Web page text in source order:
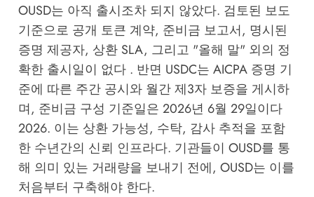
OUSD는 아직 출시조차 되지 않았다. 검토된 보도
기준으로 공개 토큰 계약, 준비금 보고서, 명시된
증명 제공자, 상환 SLA, 그리고 "올해 말" 외의 정
확한 출시일이 없다 . 반면 USDC는 AICPA 증명 기
준에 따른 주간 공시와 월간 제3자 보증을 게시하
며, 준비금 구성 기준일은 2026년 6월 29일이다
2026. 이는 상환 가능성, 수탁, 감사 추적을 포함
한 수년간의 신뢰 인프라다. 기관들이 OUSD를 통
해 의미 있는 거래량을 보내기 전에, OUSD는 이를
처음부터 구축해야 한다.